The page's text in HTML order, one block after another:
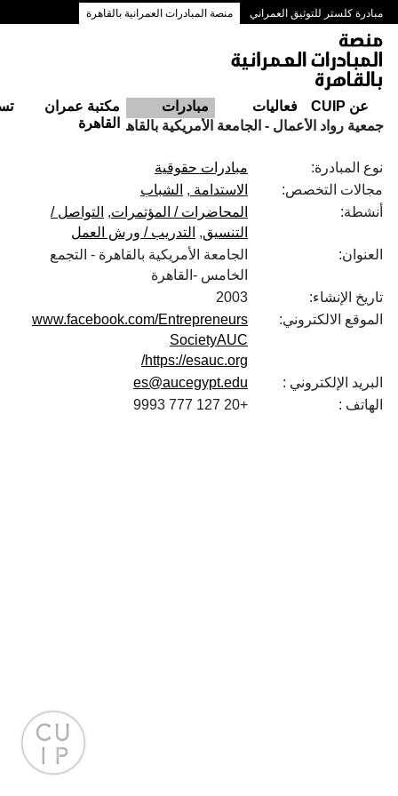
مبادرة كلستر للتوثيق العمراني منصة المبادرات العمرانية بالقاهرة
ممرات وسط البلد بالقاهرة
عن CUIP فعاليات مبادرات
مكتبة عمران
القاهرةجمعية رواد الأعمال - الجامعة الأمريكية بالقاهرة
نوع المبادرة:
مبادرات حقوقية
مجالات التخصص:
الاستدامة
الشباب
أنشطة:
المحاضرات / المؤتمرات
التواصل /
التنسيق
التدريب / ورش العمل
العنوان:
الجامعة الأمريكية بالقاهرة - التجمع
الخامس -القاهرة
تاريخ الإنشاء:
2003
الموقع الالكتروني:
www.facebook.com/Entrepreneurs
SocietyAUC
https://esauc.org/
البريد الإلكتروني :
es@aucegypt.edu
الهاتف :
+20 127 777 9993